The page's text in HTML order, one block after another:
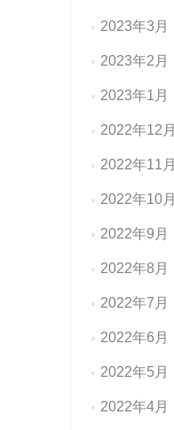
2023年3月
2023年2月
2023年1月
2022年12月
2022年11月
2022年10月
2022年9月
2022年8月
2022年7月
2022年6月
2022年5月
2022年4月